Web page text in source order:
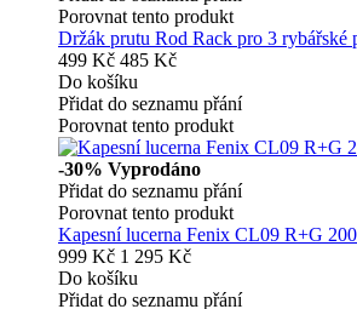
Porovnat tento produkt
Držák prutu Rod Rack pro 3 rybářské
499 Kč 485 Kč
Do košíku
Přidat do seznamu přání
Porovnat tento produkt
-30% Vyprodáno
Přidat do seznamu přání
Porovnat tento produkt
Kapesní lucerna Fenix CL09 R+G
999 Kč 1 295 Kč
Do košíku
Přidat do seznamu přání